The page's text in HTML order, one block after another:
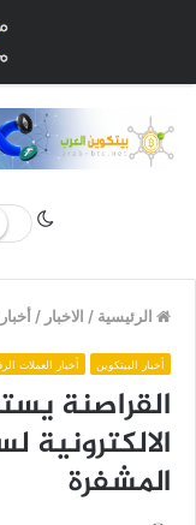
الرئيسية / الاخبار /
أخبار البيتكوين أخبار العملات
القراصنة
الالكترونية
المشفرة